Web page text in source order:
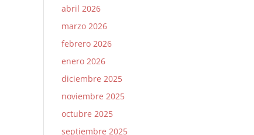
abril 2026
marzo 2026
febrero 2026
enero 2026
diciembre 2025
noviembre 2025
octubre 2025
septiembre 2025